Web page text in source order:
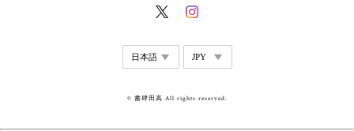
© 書肆田高 All rights reserved.